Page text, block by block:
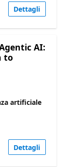
Dettagli
AI:
to
artificiale
Dettagli